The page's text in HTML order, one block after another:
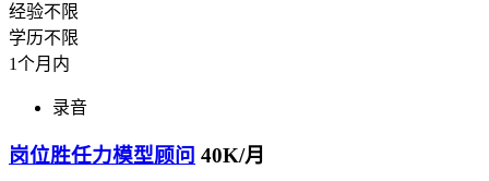
经验不限
学历不限
1个月内
录音
岗位胜任力模型顾问 40K/月